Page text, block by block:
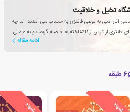
تخیل و خلاقیت
آثار ادبی به نوعی فانتزی به حساب می آمدند. اما چه
فانتزی از ترس از ناشناخته ها فاصله گرفت و به عاملی
ادامه مقاله